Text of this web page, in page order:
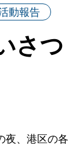
動報告
さつ
夜、港区の各